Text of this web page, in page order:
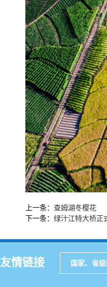
上一条： 查姆湖冬樱花
下一条： 绿汁江特大桥正
友情链接 国家、省